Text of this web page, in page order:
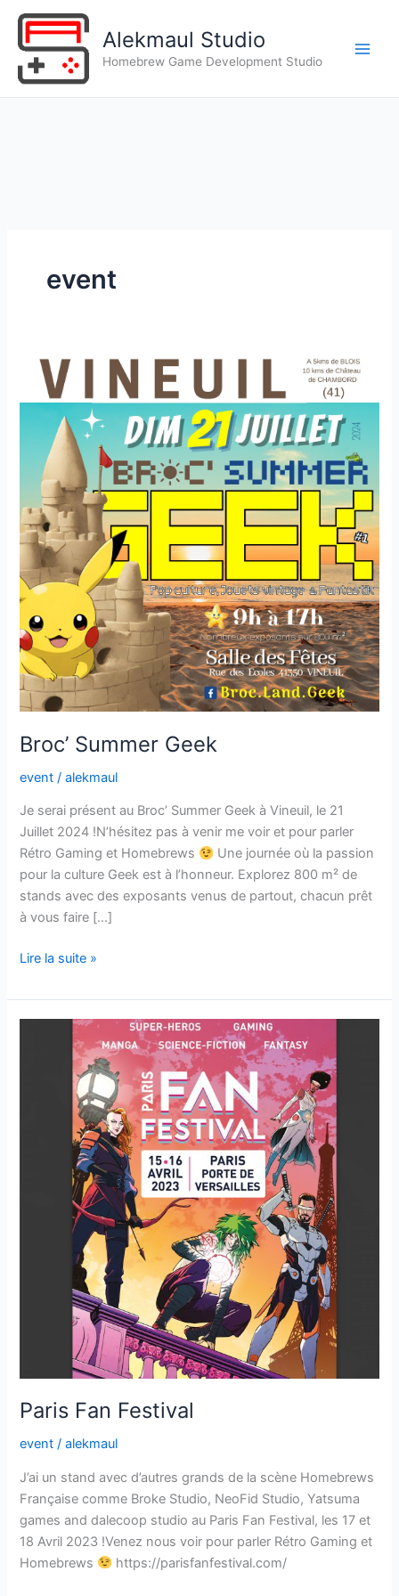
Aller
contenu
Alekmaul Studio
Homebrew Game Development Studio
event
Broc’ Summer Geek
event /alekmaul
Je serai présent au Broc’ Summer Geek à Vineuil, le 21
Juillet 2024 !N’hésitez pas à venir me voir et pour parler
Rétro Gaming et Homebrews
Une journée où la passion
pour la culture Geek est à l’honneur. Explorez 800 m² de
stands avec des exposants venus de partout, chacun prêt
à vous faire […]
Broc’
Geek
Lire la suite »
Paris Fan Festival
event /alekmaul
J’ai un stand avec d’autres grands de la scène Homebrews
Française comme Broke Studio, NeoFid Studio, Yatsuma
games and dalecoop studio au Paris Fan Festival, les 17 et
18 Avril 2023 !Venez nous voir pour parler Rétro Gaming et
Homebrews
https://parisfanfestival.com/